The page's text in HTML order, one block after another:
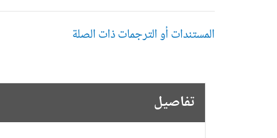
المستندات أو الترجمات ذات الصلة
تفاصيل